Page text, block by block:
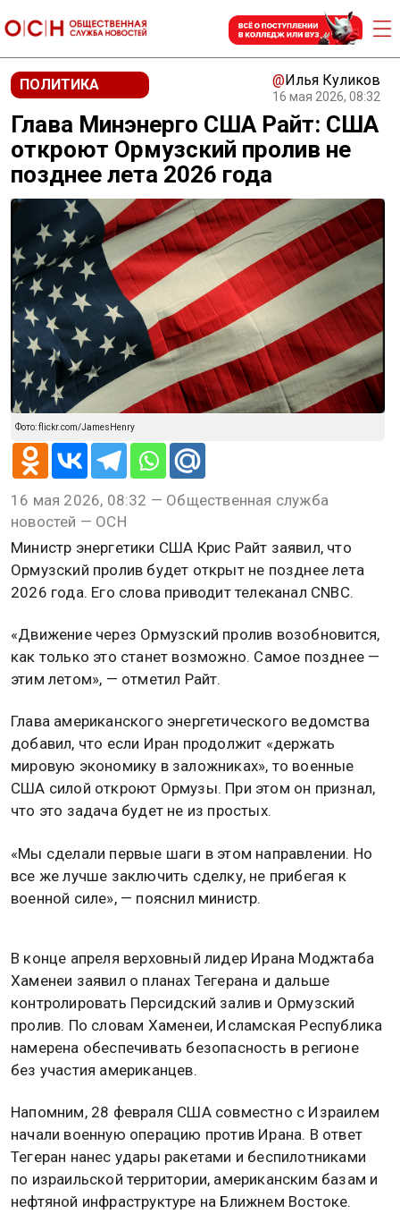
ПОЛИТИКА @Илья Куликов
16 мая 2026, 08:32
Глава Минэнерго США Райт: США
откроют Ормузский пролив не
позднее лета 2026 года
Фото: flickr.com/JamesHenry
16 мая 2026, 08:32 — Общественная служба
новостей — ОСН
Министр энергетики США Крис Райт заявил, что
Ормузский пролив будет открыт не позднее лета
2026 года. Его слова приводит телеканал CNBC.
«Движение через Ормузский пролив возобновится,
как только это станет возможно. Самое позднее —
этим летом», — отметил Райт.
Глава американского энергетического ведомства
добавил, что если Иран продолжит «держать
мировую экономику в заложниках», то военные
США силой откроют Ормузы. При этом он признал,
что это задача будет не из простых.
«Мы сделали первые шаги в этом направлении. Но
все же лучше заключить сделку, не прибегая к
военной силе», — пояснил министр.
В конце апреля верховный лидер Ирана Моджтаба
Хаменеи заявил о планах Тегерана и дальше
контролировать Персидский залив и Ормузский
пролив. По словам Хаменеи, Исламская Республика
намерена обеспечивать безопасность в регионе
без участия американцев.
Напомним, 28 февраля США совместно с Израилем
начали военную операцию против Ирана. В ответ
Тегеран нанес удары ракетами и беспилотниками
по израильской территории, американским базам и
нефтяной инфраструктуре на Ближнем Востоке.